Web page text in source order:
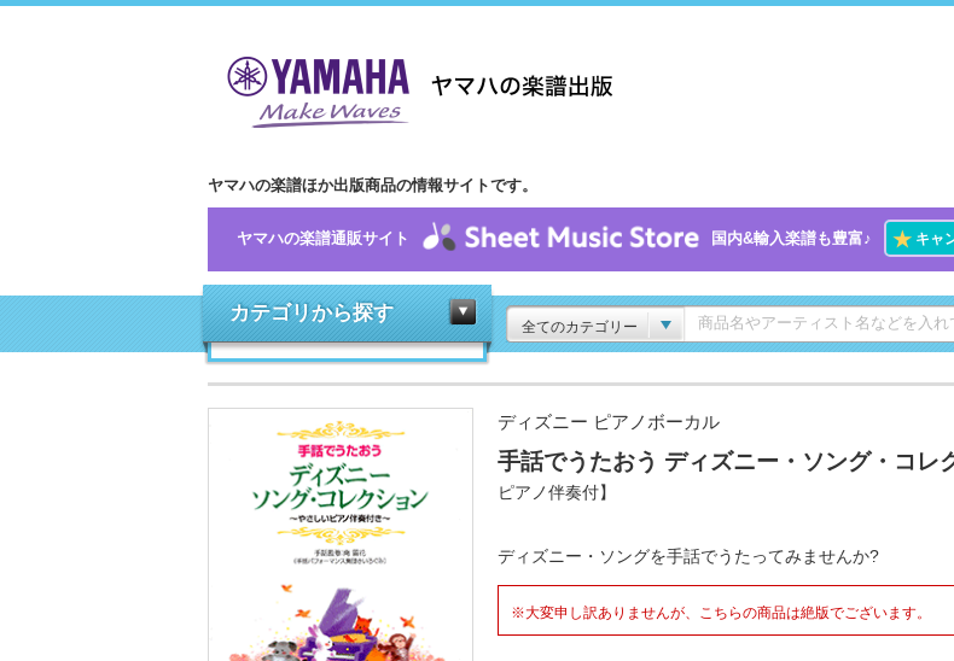
ヤマハの楽譜ほか出版商品の情報サイトです。
ヤマハの楽譜通販サイト 国内&輸入楽譜も豊富♪ ★キャ
カテゴリから探す
全てのカテゴリー
ディズニー ピアノボーカル
手話でうたおう ディズニー・ソング・コレ
ピアノ伴奏付】
ディズニー・ソングを手話でうたってみませんか?
※大変申し訳ありませんが、こちらの商品は絶版でございます。